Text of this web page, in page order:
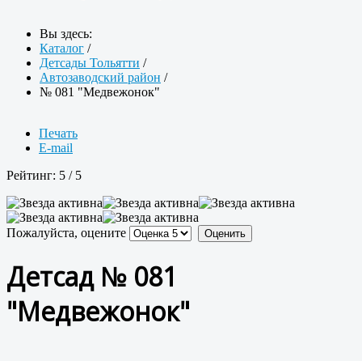
Вы здесь:
Каталог /
Детсады Тольятти /
Автозаводский район /
№ 081 "Медвежонок"
Печать
E-mail
Рейтинг: 5 / 5
Пожалуйста, оцените
Детсад № 081
"Медвежонок"